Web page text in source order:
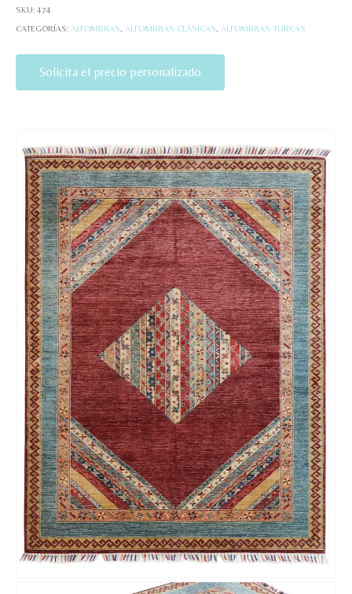
SKU: 474
CATEGORÍAS: ALFOMBRAS ALFOMBRAS CLÁSICAS ALFOMBRAS TURCAS
Solicita el precio personalizado